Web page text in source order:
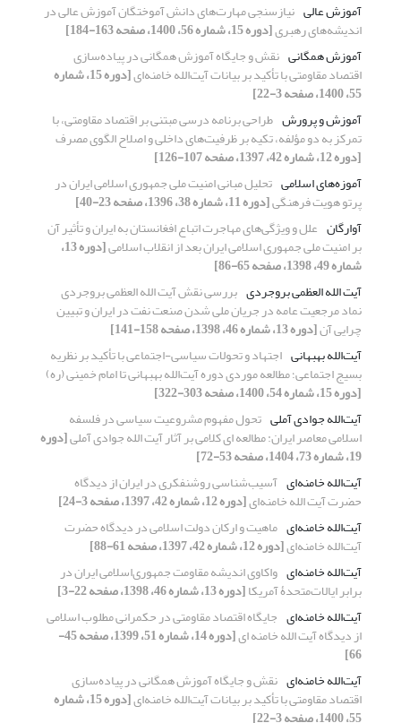
آموزش عالی نیازسنجی مهارت‌های دانش آموختگان آموزش عالی در
اندیشه‌های رهبری[دوره 15، شماره 56، 1400، صفحه 163-184]
آموزش همگانی نقش و جایگاه آموزش همگانی در پیاده‌سازی
اقتصاد مقاومتی با تأکید بر بیانات آیت‌الله خامنه‌ای [دوره 15، شماره
55، 1400، صفحه 3-22]
آموزش و پرورش طراحی برنامه درسی مبتنی بر اقتصاد مقاومتی، با
تمرکز به دو مؤلفه، تکیه بر ظرفیت‌های داخلی و اصلاح الگوی مصرف
[دوره 12، شماره 42، 1397، صفحه 107-126]
آموزه‌های اسلامی تحلیل مبانی امنیت ملی جمهوری اسلامی ایران در
پرتو هویت فرهنگی[دوره 11، شماره 38، 1396، صفحه 23-40]
آوارگان علل و ویژگی‌های مهاجرت اتباع افغانستان به ایران و تأثیر آن
بر امنیت ملی جمهوری اسلامی ایران بعد از انقلاب اسلامی [دوره 13،
شماره 49، 1398، صفحه 65-86]
آیت الله العظمی بروجردی بررسی نقش آیت الله العظمی بروجردی
نماد مرجعیت عامه در جریان ملی شدن صنعت نفت در ایران و تبیین
چرایی آن[دوره 13، شماره 46، 1398، صفحه 158-141]
آیت‌الله بهبهانی اجتهاد و تحولات سیاسی-اجتماعی با تأکید بر نظریه
بسیج اجتماعی؛ مطالعه موردی دوره آیت‌الله بهبهانی تا امام خمینی (ره)
[دوره 15، شماره 54، 1400، صفحه 303-322]
آیت‌الله جوادی آملی تحول مفهوم مشروعیت سیاسی در فلسفه
اسلامی معاصر ایران: مطالعه‌ ای کلامی بر آثار آیت الله جوادی آملی[دوره
19، شماره 73، 1404، صفحه 53-72]
آیت‌الله خامنه‌ای آسیب‌شناسی ‌روشنفکری در ایران از دیدگاه
حضرت آیت الله خامنه‌ای[دوره 12، شماره 42، 1397، صفحه 3-24]
آیت‌الله خامنه‌ای ماهیت و ارکان دولت اسلامی در دیدگاه حضرت
آیت‌الله خامنه‌ای[دوره 12، شماره 42، 1397، صفحه 61-88]
آیت‌الله خامنه‌ای واکاوی اندیشه مقاومت جمهوری‌اسلامی ایران در
برابر ایالات‌متحدۀ آمریکا[دوره 13، شماره 46، 1398، صفحه 22-3]
آیت‌الله خامنه‌ای جایگاه اقتصاد مقاومتی در حکمرانی مطلوب اسلامی
از دیدگاه آیت الله خامنه ای [دوره 14، شماره 51، 1399، صفحه 45-
66]
آیت‌الله خامنه‌ای نقش و جایگاه آموزش همگانی در پیاده‌سازی
اقتصاد مقاومتی با تأکید بر بیانات آیت‌الله خامنه‌ای [دوره 15، شماره
55، 1400، صفحه 3-22]